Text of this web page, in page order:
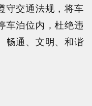
守交通法规，将车
车泊位内，杜绝违
畅通、文明、和谐